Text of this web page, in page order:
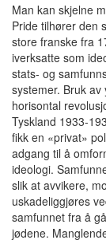
Man kan skjelne
Pride tilhører den
store franske fra
iverksatte som
stats- og
systemer. Bruk
horisontal
Tyskland 1933-
fikk en «privat»
adgang til å
ideologi.
slik at avvikere,
uskadeliggjøres
samfunnet fra å
jødene.